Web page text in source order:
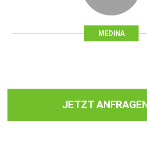
MEDINA
JETZT